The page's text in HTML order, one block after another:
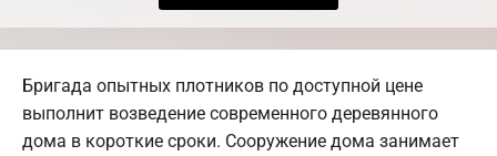
Бригада опытных плотников по доступной цене
выполнит возведение современного деревянного
дома в короткие сроки. Сооружение дома занимает